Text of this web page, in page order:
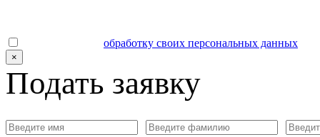
обработку своих персональных данных
×
Подать заявку